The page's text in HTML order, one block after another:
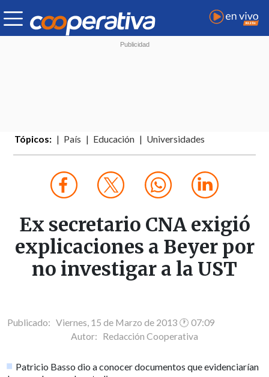
Tópicos: País Educación Universidades
Ex secretario CNA exigió
explicaciones a Beyer por
no investigar a la UST
Publicado: Viernes, 15 de Marzo de 2013 🕐 07:09
Autor: Redacción Cooperativa
Patricio Basso dio a conocer documentos que evidenciarían